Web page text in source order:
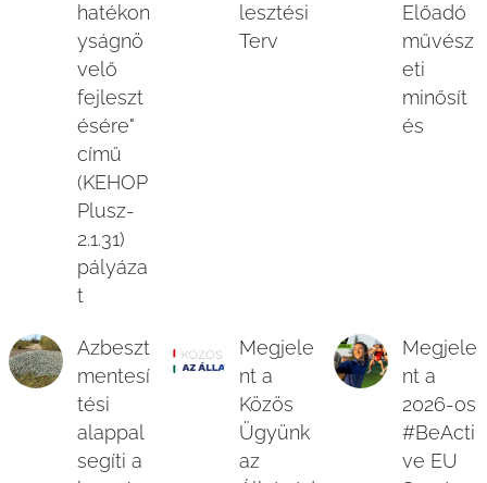
hatékon
yságnö
velő
fejleszt
ésére"
című
(KEHOP
Plusz-
2.1.31)
pályáza
t
lesztési
Terv
Előadó
művész
eti
minősít
és
Azbeszt
mentesí
tési
alappal
segíti a
Megjele
nt a
Közös
Ügyünk
az
Megjele
nt a
2026-os
#BeActi
ve EU